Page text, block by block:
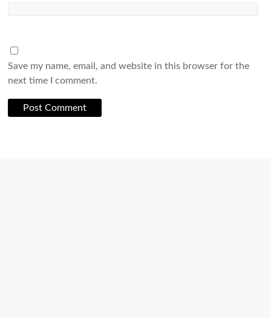
Save my name, email, and website in this browser for the
next time I comment.